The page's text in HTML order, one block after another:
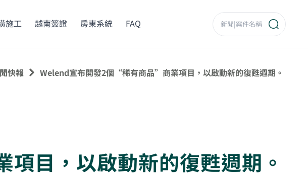
施工 越南簽證 房東系統 FAQ
快報 Welend宣布開發2個“稀有商品”商業項目，以啟動新的復甦週期。
目，以啟動新的復甦週期。